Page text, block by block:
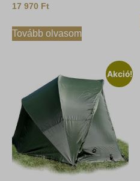
17 970 Ft
Tovább olvasom
Akció!